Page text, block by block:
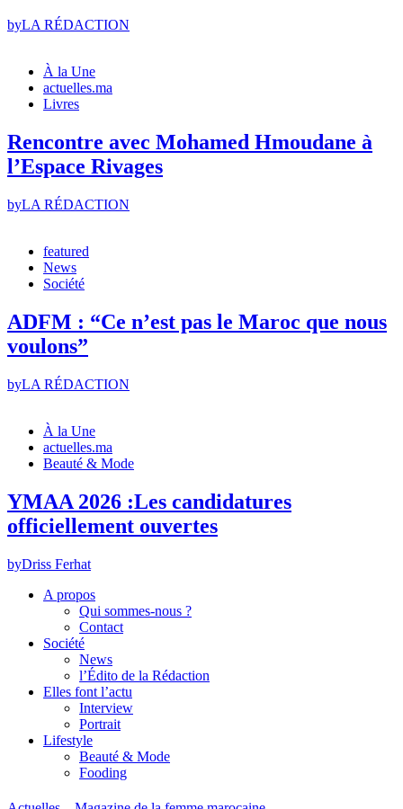
byLA RÉDACTION
À la Une
actuelles.ma
Livres
Rencontre avec Mohamed Hmoudane à
l’Espace Rivages
byLA RÉDACTION
featured
News
Société
ADFM : “Ce n’est pas le Maroc que nous
voulons”
byLA RÉDACTION
À la Une
actuelles.ma
Beauté & Mode
YMAA 2026 :Les candidatures
officiellement ouvertes
byDriss Ferhat
A propos
Qui sommes-nous ?
Contact
Société
News
l’Édito de la Rédaction
Elles font l’actu
Interview
Portrait
Lifestyle
Beauté & Mode
Fooding